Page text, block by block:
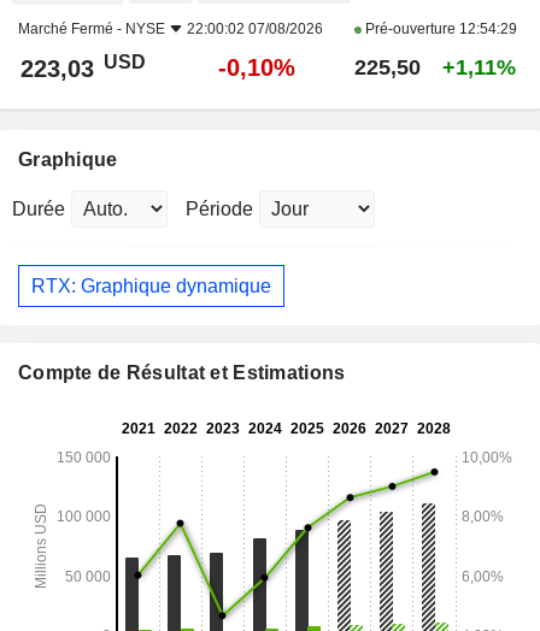
Marché Fermé - NYSE 22:00:02 07/08/2026 Pré-ouverture 12:54:29
223,03 USD -0,10% 225,50 +1,11%
Graphique
Durée Période
RTX: Graphique dynamique
Compte de Résultat et Estimations